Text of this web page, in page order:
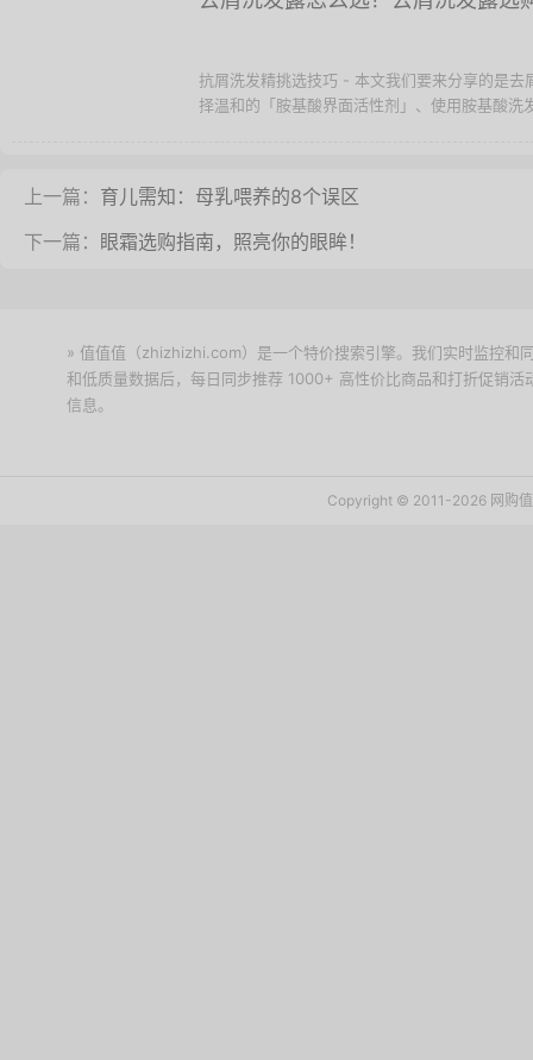
抗屑洗发精挑选技巧 - 本文我们要来分享的是
择温和的「胺基酸界面活性剂」、使用胺基酸洗
上一篇： 育儿需知：母乳喂养的8个误区
下一篇： 眼霜选购指南，照亮你的眼眸！
» 值值值（zhizhizhi.com）是一个特价搜索引擎。我们实时监控和
和低质量数据后，每日同步推荐 1000+ 高性价比商品和打折促销
信息。
Copyright © 2011-2026 网购